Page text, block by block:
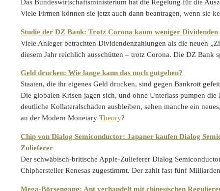
Das Bundeswirtschaftsministerium hat die Regelung für die
Viele Firmen können sie jetzt auch dann beantragen, wenn sie
Studie der DZ Bank: Trotz Corona kaum weniger Dividenden
Viele Anleger betrachten Dividendenzahlungen als die neuen
diesem Jahr reichlich ausschütten – trotz Corona. Die DZ
Geld drucken: Wie lange kann das noch gutgehen?
Staaten, die ihr eigenes Geld drucken, sind gegen Bankrott
Die globalen Krisen jagen sich, und ohne Unterlass pumpen
deutliche Kollateralschäden ausbleiben, sehen manche ein
an der Modern MonetaryTheory?
Chip von Dialog Semiconductor: Japaner kaufen Dialog
Zulieferer
Der schwäbisch-britische Apple-Zulieferer Dialog
Chiphersteller Renesas zugestimmt. Der zahlt fast fünf
Mega-Börsengang: Ant verhandelt mit chinesischen